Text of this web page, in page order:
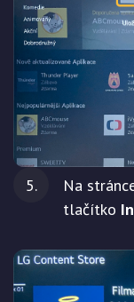
Na
tlačítko